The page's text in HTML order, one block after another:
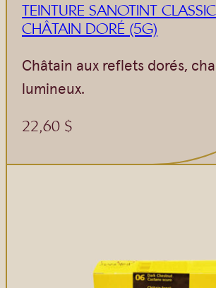
TEINTURE SANOTINT
CHÂTAIN DORÉ (5G)
Châtain aux reflets dorés,
lumineux.
22,60 $